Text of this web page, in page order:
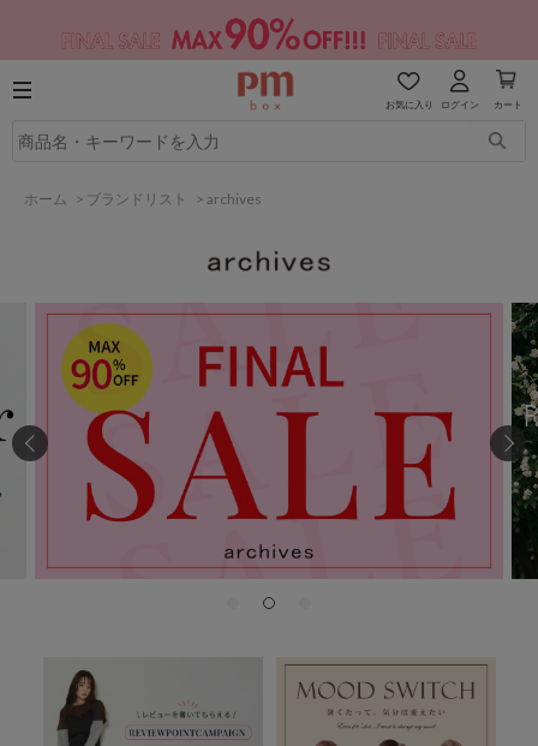
お気に入り ログイン カート
ホーム > ブランドリスト > archives